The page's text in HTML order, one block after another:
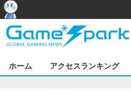
ホーム アクセスランキング